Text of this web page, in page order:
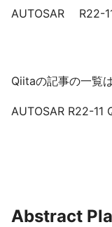
AUTOSAR R22-
Qiitaの記事の一覧
AUTOSAR R22-
Abstract